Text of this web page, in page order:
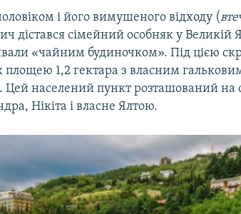
і його вимушеного відходу (
дістався сімейний особняк у Великій
«чайним будиночком». Під цією
площею 1,2 гектара з власним
Цей населений пункт розташований на
Нікіта і власне Ялтою.